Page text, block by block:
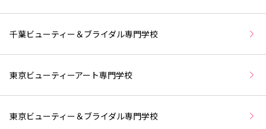
千葉ビューティー＆ブライダル専門学校
東京ビューティーアート専門学校
東京ビューティー＆ブライダル専門学校